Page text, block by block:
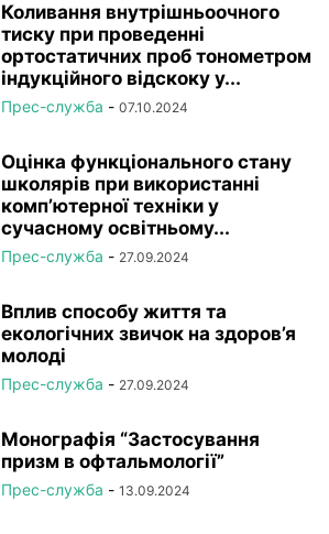
Коливання внутрішньоочного
тиску при проведенні
ортостатичних проб тонометром
індукційного відскоку у...
Прес-служба - 07.10.2024
Оцінка функціонального стану
школярів при використанні
комп’ютерної техніки у
сучасному освітньому...
Прес-служба - 27.09.2024
Вплив способу життя та
екологічних звичок на здоров’я
молоді
Прес-служба - 27.09.2024
Монографія “Застосування
призм в офтальмології”
Прес-служба - 13.09.2024